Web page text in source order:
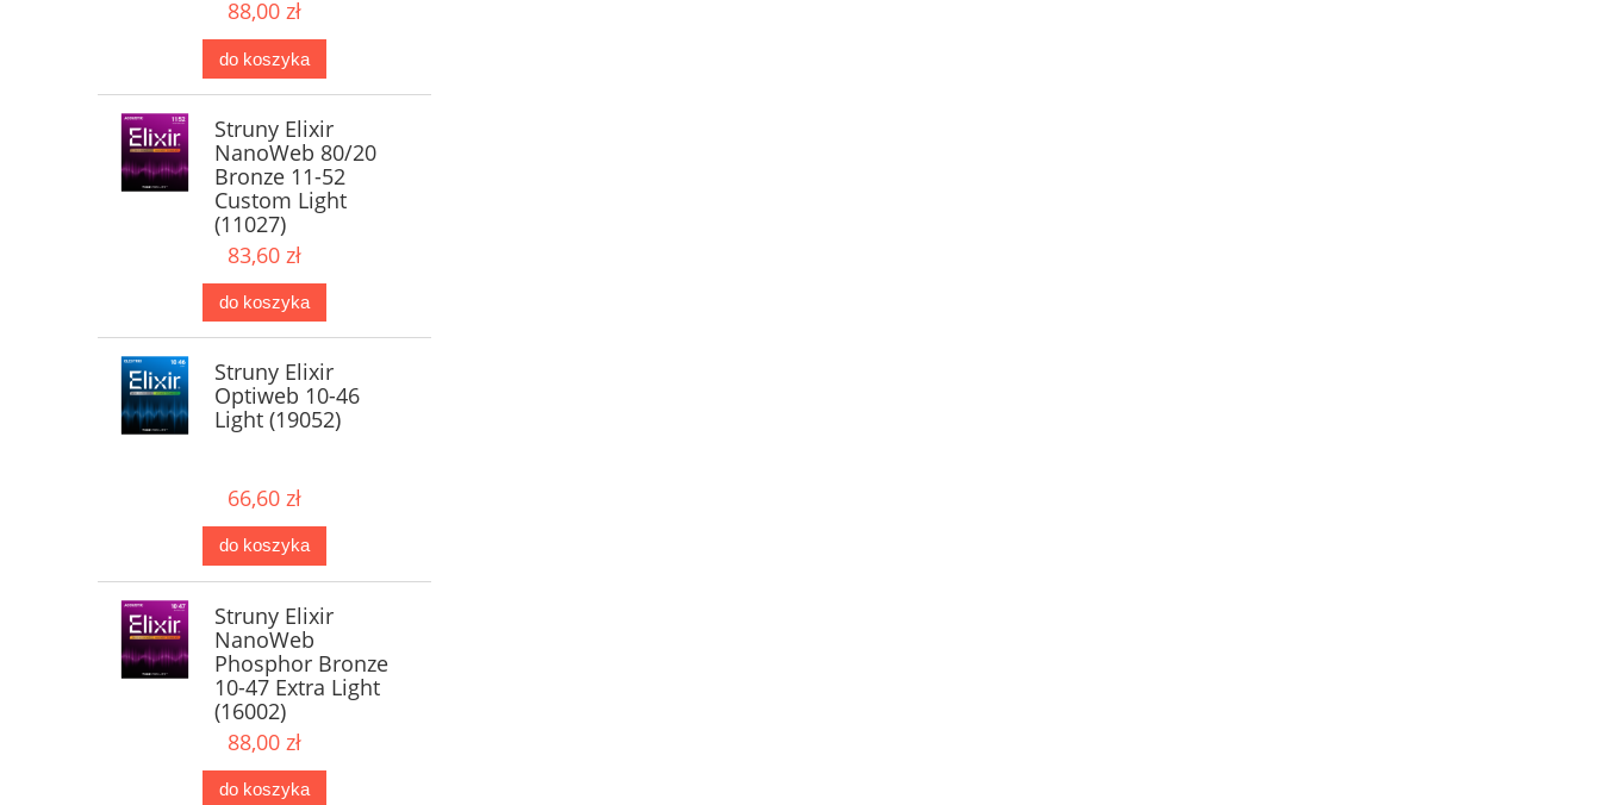
88,00 zł
do koszyka
Struny Elixir
NanoWeb 80/20
Bronze 11-52
Custom Light
(11027)
83,60 zł
do koszyka
Struny Elixir
Optiweb 10-46
Light (19052)
66,60 zł
do koszyka
Struny Elixir
NanoWeb
Phosphor Bronze
10-47 Extra Light
(16002)
88,00 zł
do koszyka